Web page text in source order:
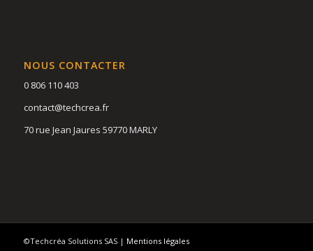
NOUS CONTACTER
0 806 110 403
contact@techcrea.fr
70 rue Jean Jaures 59770 MARLY
©Techcréa Solutions SAS | Mentions légales